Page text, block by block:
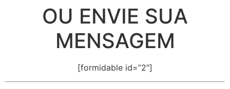
OU ENVIE SUA
MENSAGEM
[formidable id=”2″]